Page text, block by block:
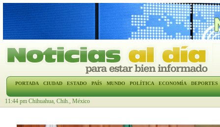
PORTADA CIUDAD ESTADO PAÍS MUNDO POLÍTICA ECONOMÍA DEPORTES
11:44 pm Chihuahua, Chih., México